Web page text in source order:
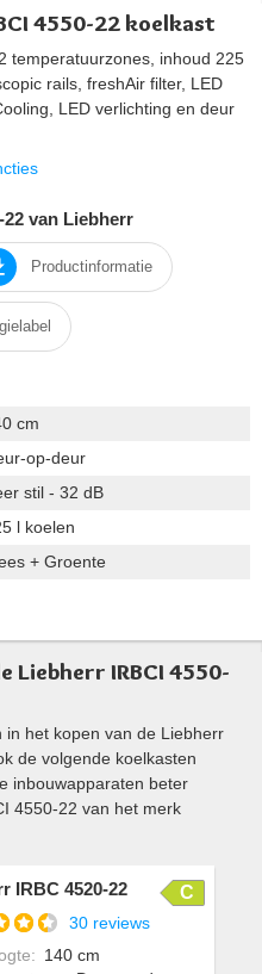
4550-22 koelkast
temperatuurzones, inhoud 225
rails, freshAir filter, LED
LED verlichting en deur
van Liebherr
Productinformatie
cm
op-deur
stil - 32 dB
l koelen
+ Groente
Liebherr IRBCI 4550-
het kopen van de Liebherr
de volgende koelkasten
inbouwapparaten beter
4550-22 van het merk
IRBC 4520-22 C
30 reviews
: 140 cm